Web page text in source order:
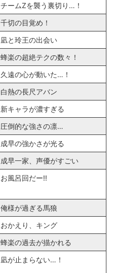
チームZを襲う裏切り…！
千切の目覚め！
凪と玲王の出会い
蜂楽の超絶テクの数々！
久遠の心が動いた…！
白熱の長尺アバン
新キャラが濃すぎる
圧倒的な強さの凛…
成早の強かさが光る
成早一家、声優がすごい
お風呂回だー!!
俺様が過ぎる馬狼
おかえり、キング
蜂楽の過去が描かれる
凪が止まらない…！